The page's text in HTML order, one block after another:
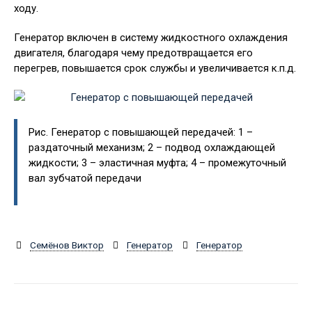
ходу.
Генератор включен в систему жидкостного охлаждения
двигателя, благодаря чему предотвращается его
перегрев, повышается срок службы и увеличивается к.п.д.
Рис. Генератор с повышающей передачей: 1 –
раздаточный механизм; 2 – подвод охлаждающей
жидкости; 3 – эластичная муфта; 4 – промежуточный
вал зубчатой передачи
Семёнов Виктор Генератор Генератор